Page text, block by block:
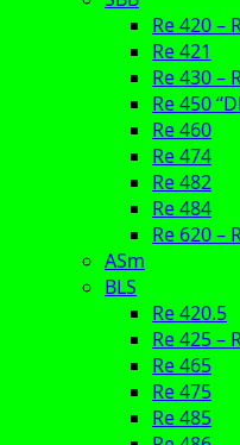
Re 420 –
Re 421
Re 430 –
Re 450
Re 460
Re 474
Re 482
Re 484
Re 620 –
ASm
BLS
Re 420.5
Re 425 –
Re 465
Re 475
Re 485